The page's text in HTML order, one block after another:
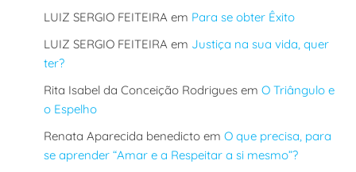
LUIZ SERGIO FEITEIRA em Para se obter Êxito
LUIZ SERGIO FEITEIRA em Justiça na sua vida, quer
ter?
Rita Isabel da Conceição Rodrigues em O Triângulo e
o Espelho
Renata Aparecida benedicto em O que precisa, para
se aprender “Amar e a Respeitar a si mesmo”?